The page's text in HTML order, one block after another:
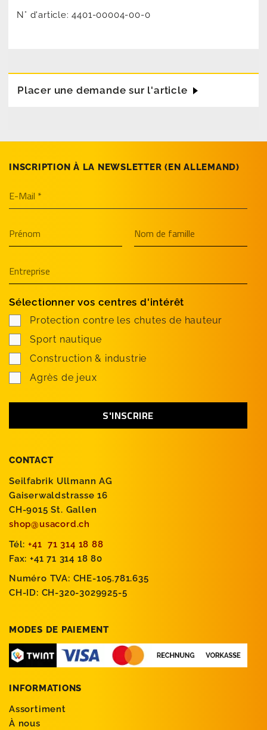
N° d'article:4401-00004-00-0
Placer une demande sur l'article
CONTACT
Seilfabrik Ullmann AG
Gaiserwaldstrasse 16
CH-9015 St. Gallen
shop@usacord.ch
Tél: +41 71 314 18 88
Fax: +41 71 314 18 80
Numéro TVA: CHE-105.781.635
CH-ID: CH-320-3029925-5
MODES DE PAIEMENT
INFORMATIONS
Assortiment
À nous
INSCRIPTION À LA NEWSLETTER (EN­ ALLEMAND)
Sélectionner vos centres d'intérêt
Protection contre les chutes de hauteur
Sport nautique
Construction & industrie
Agrès de jeux